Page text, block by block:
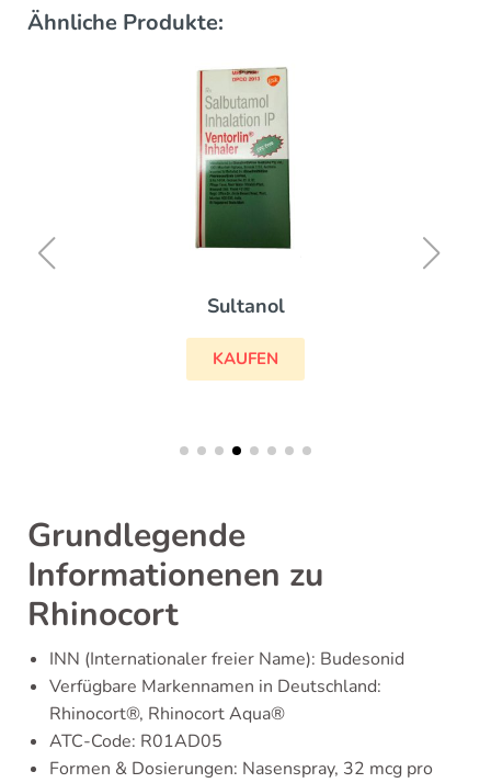
Ähnliche Produkte:
Sultanol
KAUFEN
Grundlegende
Informationenen zu
Rhinocort
INN (Internationaler freier Name): Budesonid
Verfügbare Markennamen in Deutschland:
Rhinocort®, Rhinocort Aqua®
ATC-Code: R01AD05
Formen & Dosierungen: Nasenspray, 32 mcg pro